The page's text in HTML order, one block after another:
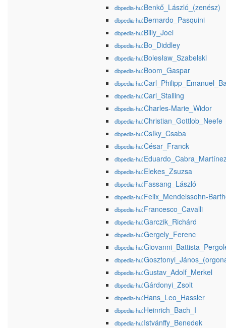
dbpedia-hu:Benkő_László_(zenész)
dbpedia-hu:Bernardo_Pasquini
dbpedia-hu:Billy_Joel
dbpedia-hu:Bo_Diddley
dbpedia-hu:Bolesław_Szabelski
dbpedia-hu:Boom_Gaspar
dbpedia-hu
dbpedia-hu:Carl_Stalling
dbpedia-hu:Charles-Marie_Widor
dbpedia-hu:Christian_Gottlob_Neefe
dbpedia-hu:Csíky_Csaba
dbpedia-hu:César_Franck
dbpedia-hu
dbpedia-hu:Elekes_Zsuzsa
dbpedia-hu:Fassang_László
dbpedia-hu:Felix_Mendelssohn-
dbpedia-hu:Francesco_Cavalli
dbpedia-hu:Garczik_Richárd
dbpedia-hu:Gergely_Ferenc
dbpedia-hu
dbpedia-hu
dbpedia-hu:Gustav_Adolf_Merkel
dbpedia-hu:Gárdonyi_Zsolt
dbpedia-hu:Hans_Leo_Hassler
dbpedia-hu:Heinrich_Bach_I
dbpedia-hu:Istvánffy_Benedek